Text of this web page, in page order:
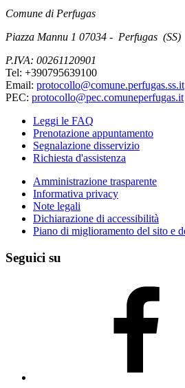
Comune di Perfugas
Piazza Mannu 1 07034 - Perfugas (SS)
P.IVA: 00261120901
Tel: +390795639100
Email: protocollo@comune.perfugas.ss.it
PEC: protocollo@pec.comuneperfugas.it
Leggi le FAQ
Prenotazione appuntamento
Segnalazione disservizio
Richiesta d'assistenza
Amministrazione trasparente
Informativa privacy
Note legali
Dichiarazione di accessibilità
Piano di miglioramento del sito e
Seguici su